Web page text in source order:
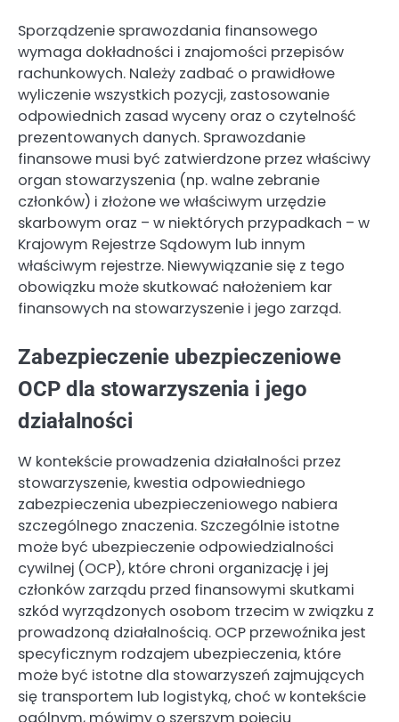
Sporządzenie sprawozdania finansowego
wymaga dokładności i znajomości przepisów
rachunkowych. Należy zadbać o prawidłowe
wyliczenie wszystkich pozycji, zastosowanie
odpowiednich zasad wyceny oraz o czytelność
prezentowanych danych. Sprawozdanie
finansowe musi być zatwierdzone przez właściwy
organ stowarzyszenia (np. walne zebranie
członków) i złożone we właściwym urzędzie
skarbowym oraz – w niektórych przypadkach – w
Krajowym Rejestrze Sądowym lub innym
właściwym rejestrze. Niewywiązanie się z tego
obowiązku może skutkować nałożeniem kar
finansowych na stowarzyszenie i jego zarząd.
Zabezpieczenie ubezpieczeniowe
OCP dla stowarzyszenia i jego
działalności
W kontekście prowadzenia działalności przez
stowarzyszenie, kwestia odpowiedniego
zabezpieczenia ubezpieczeniowego nabiera
szczególnego znaczenia. Szczególnie istotne
może być ubezpieczenie odpowiedzialności
cywilnej (OCP), które chroni organizację i jej
członków zarządu przed finansowymi skutkami
szkód wyrządzonych osobom trzecim w związku z
prowadzoną działalnością. OCP przewoźnika jest
specyficznym rodzajem ubezpieczenia, które
może być istotne dla stowarzyszeń zajmujących
się transportem lub logistyką, choć w kontekście